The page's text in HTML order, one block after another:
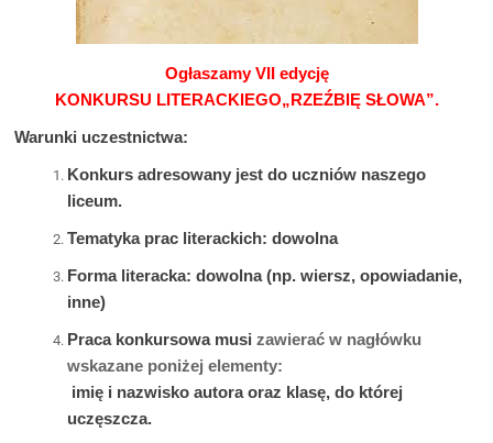
Ogłaszamy VII edycję
KONKURSU LITERACKIEGO„RZEŹBIĘ SŁOWA”.
Warunki uczestnictwa:
Konkurs adresowany jest do uczniów naszego
liceum.
Tematyka prac literackich: dowolna
Forma literacka: dowolna (np. wiersz, opowiadanie,
inne)
Praca konkursowa musi zawierać w nagłówku
wskazane poniżej elementy:
imię i nazwisko autora oraz klasę, do której
uczęszcza.